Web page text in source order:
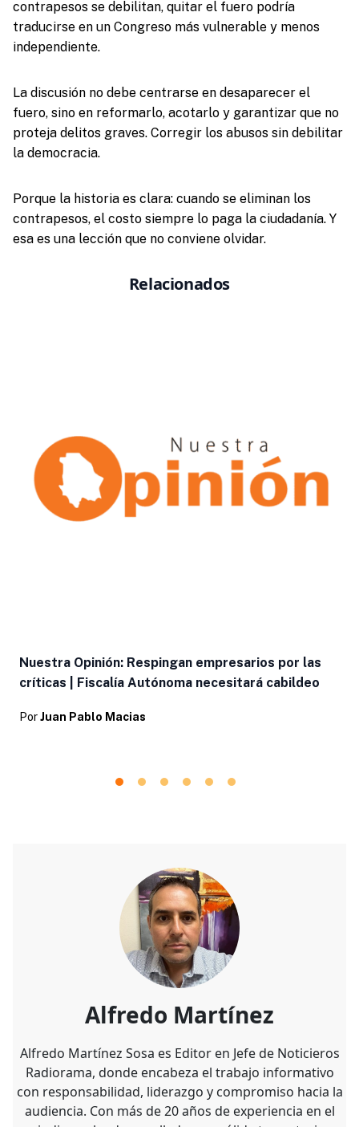
contrapesos se debilitan, quitar el fuero podría
traducirse en un Congreso más vulnerable y menos
independiente.
La discusión no debe centrarse en desaparecer el
fuero, sino en reformarlo, acotarlo y garantizar que no
proteja delitos graves. Corregir los abusos sin debilitar
la democracia.
Porque la historia es clara: cuando se eliminan los
contrapesos, el costo siempre lo paga la ciudadanía. Y
esa es una lección que no conviene olvidar.
Relacionados
Nuestra Opinión: Respingan empresarios por las
críticas | Fiscalía Autónoma necesitará cabildeo
Por Juan Pablo Macias
Alfredo Martínez
Alfredo Martínez Sosa es Editor en Jefe de Noticieros
Radiorama, donde encabeza el trabajo informativo
con responsabilidad, liderazgo y compromiso hacia la
audiencia. Con más de 20 años de experiencia en el